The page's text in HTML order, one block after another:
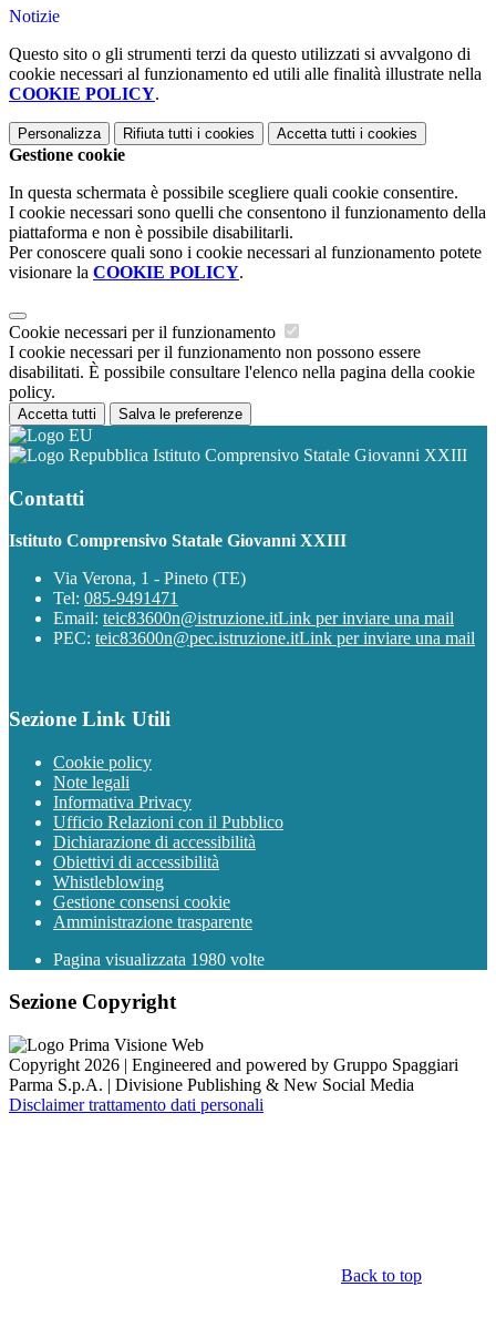
Notizie
Questo sito o gli strumenti terzi da questo utilizzati si avvalgono di
cookie necessari al funzionamento ed utili alle finalità illustrate nella
COOKIE POLICY.
Personalizza Rifiuta tutti i cookies Accetta tutti i cookies
Gestione cookie
In questa schermata è possibile scegliere quali cookie consentire.
I cookie necessari sono quelli che consentono il funzionamento della
piattaforma e non è possibile disabilitarli.
Per conoscere quali sono i cookie necessari al funzionamento potete
visionare la COOKIE POLICY.
Cookie necessari per il funzionamento
I cookie necessari per il funzionamento non possono essere
disabilitati. È possibile consultare l'elenco nella pagina della cookie
policy.
Accetta tutti Salva le preferenze
Istituto Comprensivo Statale Giovanni XXIII
Contatti
Istituto Comprensivo Statale Giovanni XXIII
Via Verona, 1 - Pineto (TE)
Tel: 085-9491471
Email: teic83600n@istruzione.itLink per inviare una mail
PEC: teic83600n@pec.istruzione.itLink per inviare una mail
Sezione Link Utili
Cookie policy
Note legali
Informativa Privacy
Ufficio Relazioni con il Pubblico
Dichiarazione di accessibilità
Obiettivi di accessibilità
Whistleblowing
Gestione consensi cookie
Amministrazione trasparente
Pagina visualizzata 1980 volte
Sezione Copyright
Copyright 2026 | Engineered and powered by Gruppo Spaggiari
Parma S.p.A. | Divisione Publishing & New Social Media
Disclaimer trattamento dati personali
Back to top